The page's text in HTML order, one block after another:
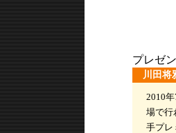
プレゼ
川田
2010
場で行
手プレ